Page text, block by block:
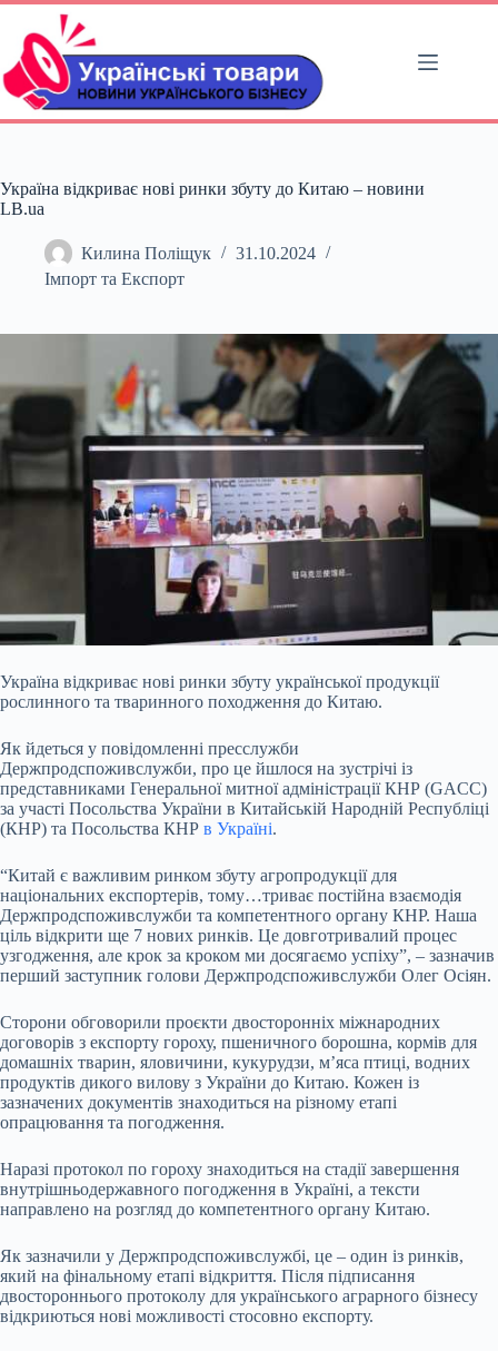
Перейти
вмісту
Україна відкриває нові ринки збуту до Китаю – новини
LB.ua
Килина Поліщук
31.10.2024
Імпорт та Експорт
Україна відкриває нові ринки збуту української продукції
рослинного та тваринного походження до Китаю.
Як йдеться у повідомленні пресслужби
Держпродспоживслужби, про це йшлося на зустрічі із
представниками Генеральної митної адміністрації КНР (GACC)
за участі Посольства України в Китайській Народній Республіці
(КНР) та Посольства КНР в Україні.
“Китай є важливим ринком збуту агропродукції для
національних експортерів, тому…триває постійна взаємодія
Держпродспоживслужби та компетентного органу КНР. Наша
ціль відкрити ще 7 нових ринків. Це довготривалий процес
узгодження, але крок за кроком ми досягаємо успіху”, – зазначив
перший заступник голови Держпродспоживслужби Олег Осіян.
Сторони обговорили проєкти двосторонніх міжнародних
договорів з експорту гороху, пшеничного борошна, кормів для
домашніх тварин, яловичини, кукурудзи, м’яса птиці, водних
продуктів дикого вилову з України до Китаю. Кожен із
зазначених документів знаходиться на різному етапі
опрацювання та погодження.
Наразі протокол по гороху знаходиться на стадії завершення
внутрішньодержавного погодження в Україні, а тексти
направлено на розгляд до компетентного органу Китаю.
Як зазначили у Держпродспоживслужбі, це – один із ринків,
який на фінальному етапі відкриття. Після підписання
двостороннього протоколу для українського аграрного бізнесу
відкриються нові можливості стосовно експорту.